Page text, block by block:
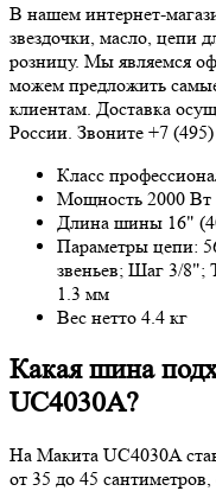
В нашем интернет-
звездочки, масло, цепи
розницу. Мы являемся
можем предложить
клиентам. Доставка
России. Звоните +7
Класс
Мощность 2000 Вт
Длина шины 16"
Параметры цепи:
звеньев; Шаг 3/8";
1.3 мм
Вес нетто 4.4 кг
Какая шина
UC4030A?
На Макита UC4030A
от 35 до 45